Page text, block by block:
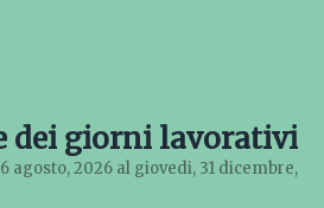
dei giorni lavorativi
agosto, 2026 al giovedi, 31 dicembre,